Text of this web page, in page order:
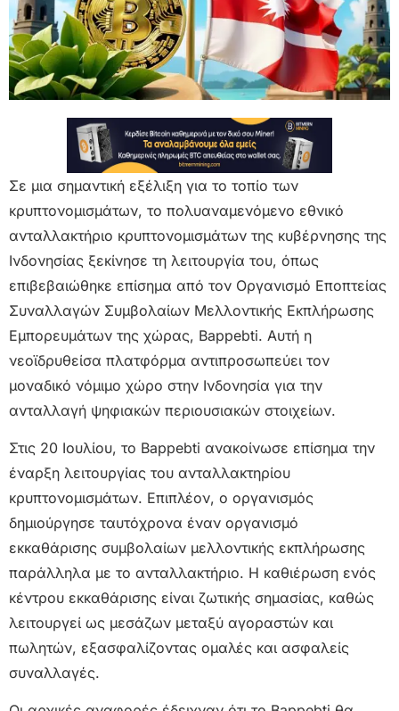
Σε μια σημαντική εξέλιξη για το τοπίο των
κρυπτονομισμάτων, το πολυαναμενόμενο εθνικό
ανταλλακτήριο κρυπτονομισμάτων της κυβέρνησης της
Ινδονησίας ξεκίνησε τη λειτουργία του, όπως
επιβεβαιώθηκε επίσημα από τον Οργανισμό Εποπτείας
Συναλλαγών Συμβολαίων Μελλοντικής Εκπλήρωσης
Εμπορευμάτων της χώρας, Bappebti. Αυτή η
νεοϊδρυθείσα πλατφόρμα αντιπροσωπεύει τον
μοναδικό νόμιμο χώρο στην Ινδονησία για την
ανταλλαγή ψηφιακών περιουσιακών στοιχείων.
Στις 20 Ιουλίου, το Bappebti ανακοίνωσε επίσημα την
έναρξη λειτουργίας του ανταλλακτηρίου
κρυπτονομισμάτων. Επιπλέον, ο οργανισμός
δημιούργησε ταυτόχρονα έναν οργανισμό
εκκαθάρισης συμβολαίων μελλοντικής εκπλήρωσης
παράλληλα με το ανταλλακτήριο. Η καθιέρωση ενός
κέντρου εκκαθάρισης είναι ζωτικής σημασίας, καθώς
λειτουργεί ως μεσάζων μεταξύ αγοραστών και
πωλητών, εξασφαλίζοντας ομαλές και ασφαλείς
συναλλαγές.